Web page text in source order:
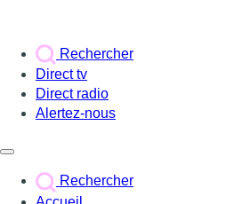
Rechercher
Direct tv
Direct radio
Alertez-nous
Rechercher